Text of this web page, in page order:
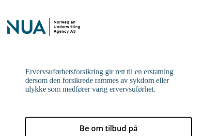
Ervervsuførhetsforsikring gir rett til en erstatning
dersom den forsikrede rammes av sykdom eller
ulykke som medfører varig ervervsuførhet.
Be om tilbud på